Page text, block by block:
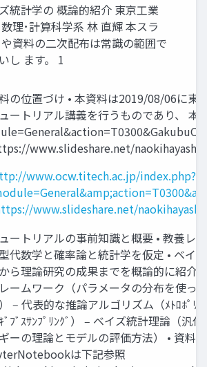
統計学の 概論的紹介 東京工業
理･計算科学系 林 直輝 本スラ
資料の二次配布は常識の範囲で
し ます。 1
の位置づけ • 本資料は2019/08/06に東
ートリアル講義を行うものであり、
www.slideshare.net/
www.ocw.titech.ac.jp/index.php?
www.slideshare.net/
ートリアルの事前知識と概要 • 教養レ
代数学と確率論と統計学を仮定 • ベイ
ら理論研究の成果までを概論的に紹介
ームワーク（パラメータの分布を使っ
‒ 代表的な推論アルゴリズム（ﾒﾄﾛﾎﾟﾘｽ
ﾞﾌﾞｽｻﾝﾌﾟﾘﾝｸﾞ） ‒ ベイズ統計理論（汎
ーの理論とモデルの評価方法） • 資料
は下記参照